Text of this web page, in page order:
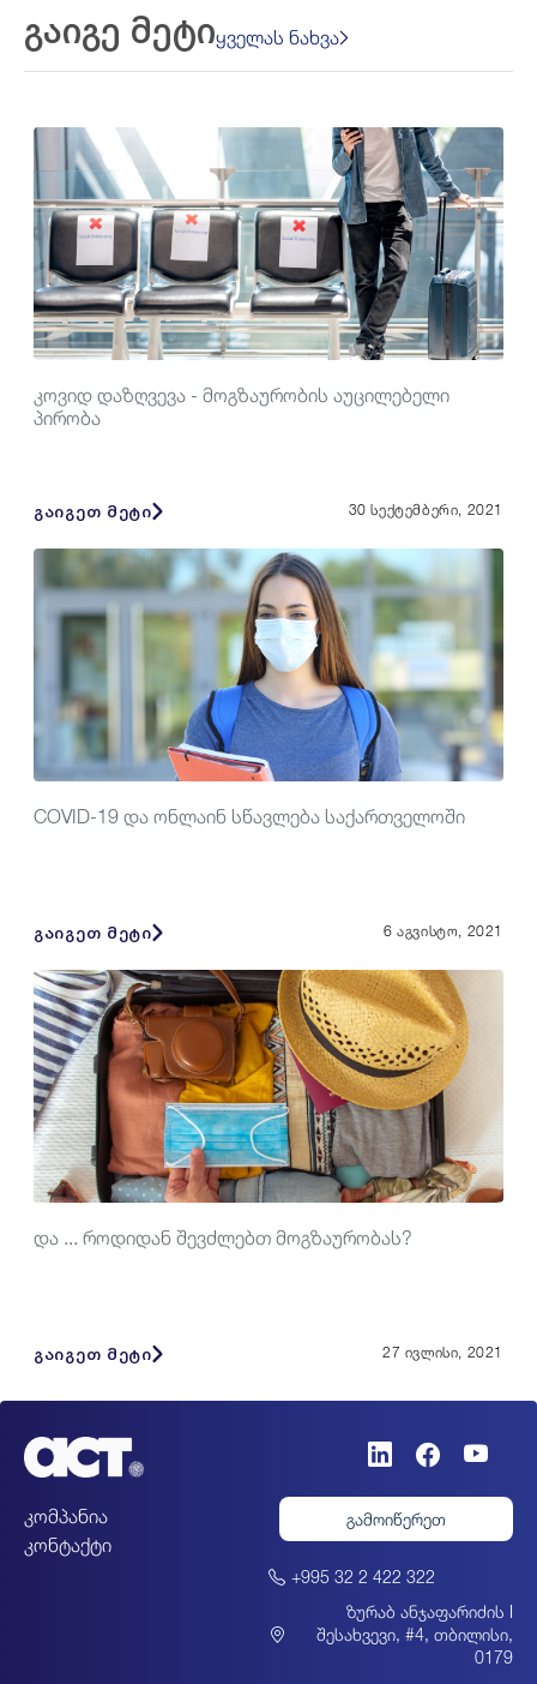
გაიგე მეტიყველას ნახვა
კოვიდ დაზღვევა - მოგზაურობის აუცილებელი
პირობა
გაიგეთ მეტი 30 სექტემბერი, 2021
COVID-19 და ონლაინ სწავლება საქართველოში
გაიგეთ მეტი 6 აგვისტო, 2021
და ... როდიდან შევძლებთ მოგზაურობას?
გაიგეთ მეტი 27 ივლისი, 2021
კომპანია
კონტაქტი
გამოიწერეთ
+995 32 2 422 322
ზურაბ ანჯაფარიძის I
შესახვევი, #4, თბილისი,
0179